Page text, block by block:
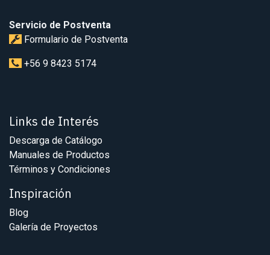
Servicio de Postventa
Formulario de Postventa
+56 9 8423 5174
Links de Interés
Descarga de Catálogo
Manuales de Productos
Términos y Condiciones
Inspiración
Blog
Galería de Proyectos